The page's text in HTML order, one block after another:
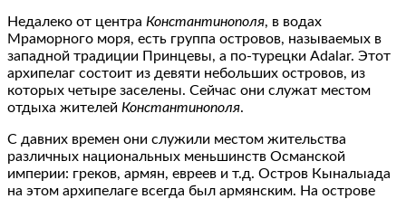
Недалеко от центра Константинополя, в водах
Мраморного моря, есть группа островов, называемых в
западной традиции Принцевы, а по-турецки Adalar. Этот
архипелаг состоит из девяти небольших островов, из
которых четыре заселены. Сейчас они служат местом
отдыха жителей Константинополя.
С давних времен они служили местом жительства
различных национальных меньшинств Османской
империи: греков, армян, евреев и т.д. Остров Кыналыада
на этом архипелаге всегда был армянским. На острове